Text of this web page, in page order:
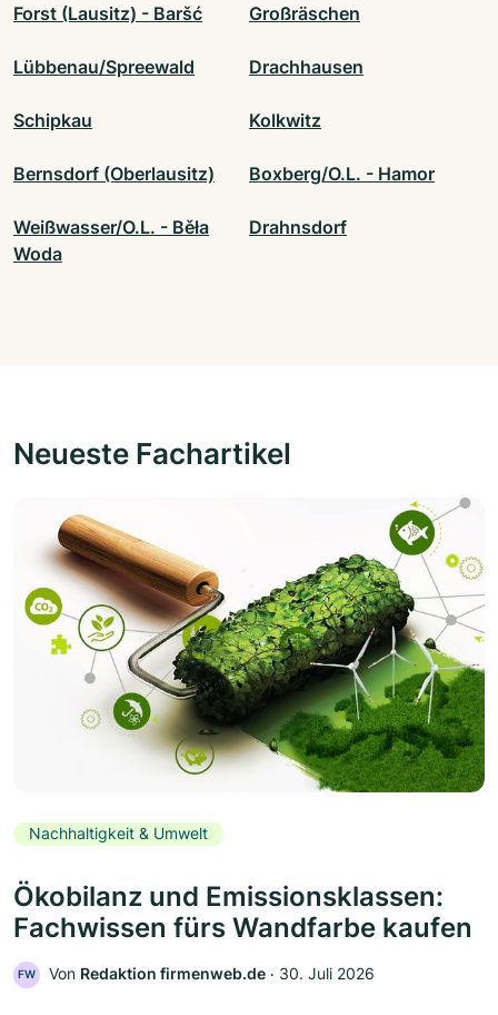
Forst (Lausitz) - Baršć Großräschen
Lübbenau/Spreewald Drachhausen
Schipkau Kolkwitz
Bernsdorf (Oberlausitz) Boxberg/O.L. - Hamor
Weißwasser/O.L. - Běła
Woda
Drahnsdorf
Neueste Fachartikel
Nachhaltigkeit & Umwelt
Ökobilanz und Emissionsklassen:
Fachwissen fürs Wandfarbe kaufen
FW Von Redaktion firmenweb.de ‧ 30. Juli 2026